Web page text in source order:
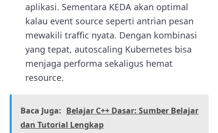
aplikasi. Sementara KEDA akan optimal
kalau event source seperti antrian pesan
mewakili traffic nyata. Dengan kombinasi
yang tepat, autoscaling Kubernetes bisa
menjaga performa sekaligus hemat
resource.
Baca Juga: Belajar C++ Dasar: Sumber Belajar
dan Tutorial Lengkap